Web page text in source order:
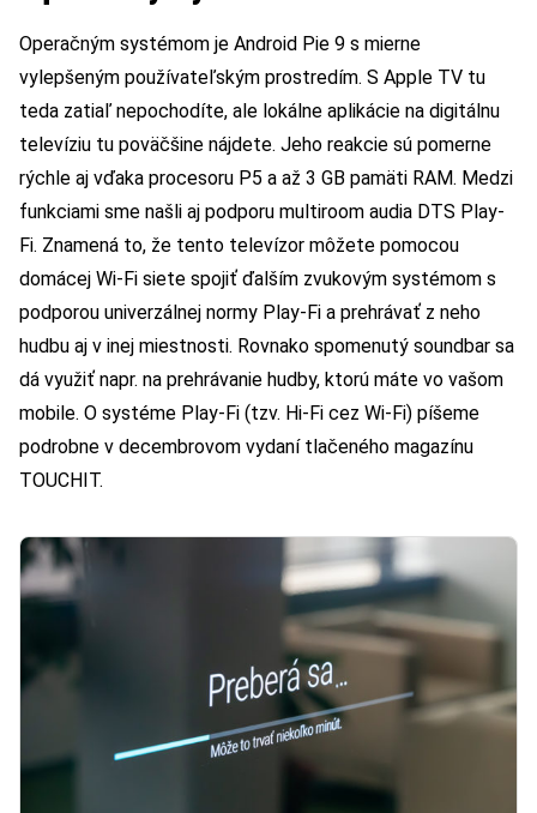
Operačným systémom je Android Pie 9 s mierne
vylepšeným používateľským prostredím. S Apple TV tu
teda zatiaľ nepochodíte, ale lokálne aplikácie na digitálnu
televíziu tu poväčšine nájdete. Jeho reakcie sú pomerne
rýchle aj vďaka procesoru P5 a až 3 GB pamäti RAM. Medzi
funkciami sme našli aj podporu multiroom audia DTS Play-
Fi. Znamená to, že tento televízor môžete pomocou
domácej Wi-Fi siete spojiť ďalším zvukovým systémom s
podporou univerzálnej normy Play-Fi a prehrávať z neho
hudbu aj v inej miestnosti. Rovnako spomenutý soundbar sa
dá využiť napr. na prehrávanie hudby, ktorú máte vo vašom
mobile. O systéme Play-Fi (tzv. Hi-Fi cez Wi-Fi) píšeme
podrobne v decembrovom vydaní tlačeného magazínu
TOUCHIT.